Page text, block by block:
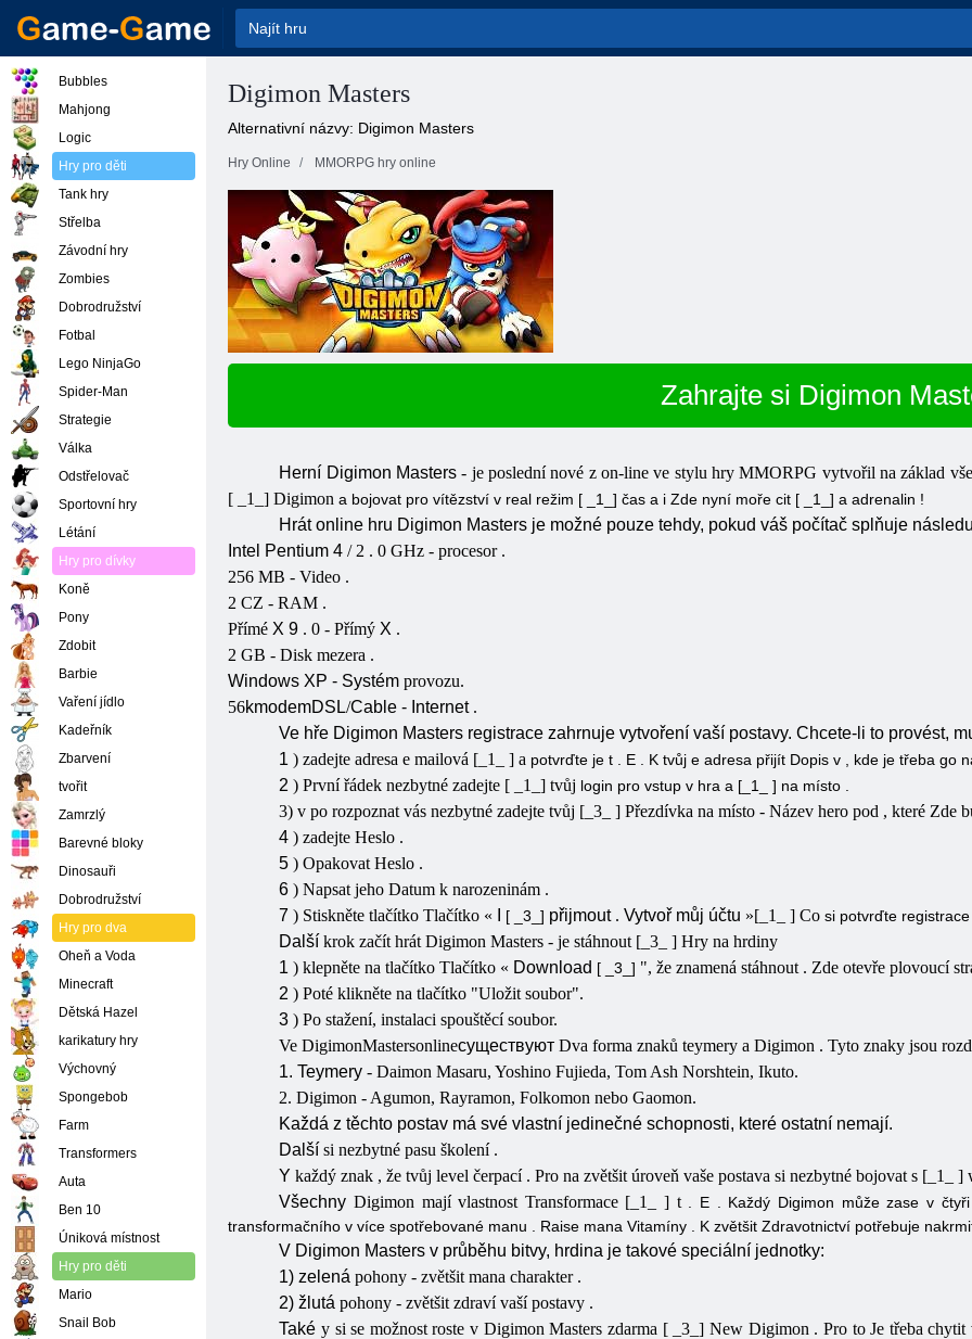
Digimon Masters
Alternativní názvy: Digimon Masters
Hry Online MMORPG hry online
Zahrajte si Digimon
Herní Digimon Masters- je poslednínové z on-lineve stylu hryMMORPG vytvořil nazáklad
[ _1_] Digimon a bojovat pro vítězství v real režim [ _1_] čas a i Zde nyní moře cit [ _1_] a adrenalin !
Hrát online hru Digimon Masters je možné pouze tehdy, pokud váš počítač splňuje
Intel Pentium 4 / 2 . 0 GHz - procesor .
256 MB - Video .
2 CZ - RAM .
Přímé X 9 . 0 - Přímý X .
2 GB - Disk mezera .
Windows XP - Systém provozu.
56kmodemDSL/Cable - Internet .
Ve hře Digimon Masters registrace zahrnuje vytvoření vaší postavy. Chcete-li to provést,
1)zadejteadresaemailová [_1_ ] a potvrďte jet E Ktvůjeadresa přijít Dopisv , kde je třebago
2)Prvnířádeknezbytnézadejte [ _1_] tvůj login provstupv hraa [_1_ ] na místo
3)vporozpoznat vásnezbytnézadejtetvůj [_3_ ]Přezdívkanamísto-Názevheropod , které Zde
4)zadejteHeslo .
5)OpakovatHeslo .
6)NapsatjehoDatumk narozeninám .
7) Stiskněte tlačítkoTlačítko « [ _3_] přijmout .Vytvoř můj účtu »[_1_ ] Cosi potvrďte
Dalšíkrok začít hrát Digimon Masters-jestáhnout [_3_ ]Hry na hrdiny
1)klepněte na tlačítkoTlačítko « Download [ _3_] ", žeznamenástáhnout . Zdeotevře plovoucí
2)Poté klikněte na tlačítko "Uložit soubor".
3) Po stažení, instalaci spouštěcí soubor.
VeDigimonMastersonlineсуществуют DvaformaznakůteymeryaDigimon .Tyto znaky jsou
1. Teymery- Daimon Masaru, Yoshino Fujieda, Tom Ash Norshtein, Ikuto.
2. Digimon - Agumon, Rayramon, Folkomon nebo Gaomon.
Každá z těchto postav má své vlastní jedinečné schopnosti, které ostatní nemají.
Dalšísinezbytnépasuškolení .
Ykaždýznak , žetvůjlevelčerpací . Pronazvětšitúroveňvaše postava sinezbytnébojovats [_1_ ]
Všechny Digimon majívlastnost Transformace [_1_ ] t E Každý Digimon můžezase v
transformačního v více spotřebované manu Raise mana Vitamíny K zvětšit Zdravotnictví potřebuje
V Digimon Masters v průběhu bitvy, hrdina je takové speciální jednotky:
1) zelenápohony -zvětšitmana charakter .
2) žlutápohony -zvětšitzdraví vaší postavy .
Také y sise možnostroste v Digimon Masters zdarma [ _3_] New Digimon . Pro toJe třebachytit
Bubbles
Mahjong
Logic
Hry pro děti
Tank hry
Střelba
Závodní hry
Zombies
Dobrodružství
Fotbal
Lego NinjaGo
Spider-Man
Strategie
Válka
Odstřelovač
Sportovní hry
Létání
Hry pro dívky
Koně
Pony
Zdobit
Barbie
Vaření jídlo
Kadeřník
Zbarvení
tvořit
Zamrzlý
Barevné bloky
Dinosauři
Dobrodružství
Hry pro dva
Oheň a Voda
Minecraft
Dětská Hazel
karikatury hry
Výchovný
Spongebob
Farm
Transformers
Auta
Ben 10
Úniková místnost
Hry pro děti
Mario
Snail Bob